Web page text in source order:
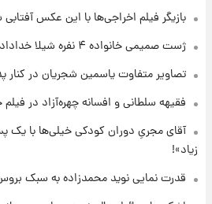
کار استقلال و
عکس / خداحافظی
۱ روز پیش
آتش اختلاف در
مذاق رضاییان
۱ روز پیش
بازیگر فیلم اخراجی‌ها با این عکس
ژست صمیمی خانواده ۴ نفره شیلا خداداد پربازدید شد + عکس
تصاویر متفاوت یاسمین شجریان در
فقیهه سلطانی و افسانه چهره‌آزاد در فیلم
آقای مجریِ دوران کودکی خیلی‌ها با یک
زیاد»!
قدرت نمایی نوید محمدزاده به سبک